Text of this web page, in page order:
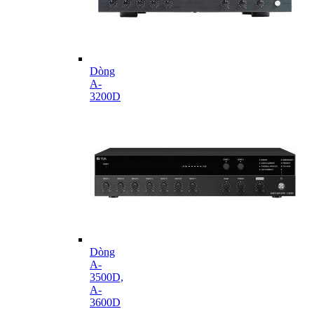
Dòng
A-
3200D
Dòng
A-
3500D,
A-
3600D